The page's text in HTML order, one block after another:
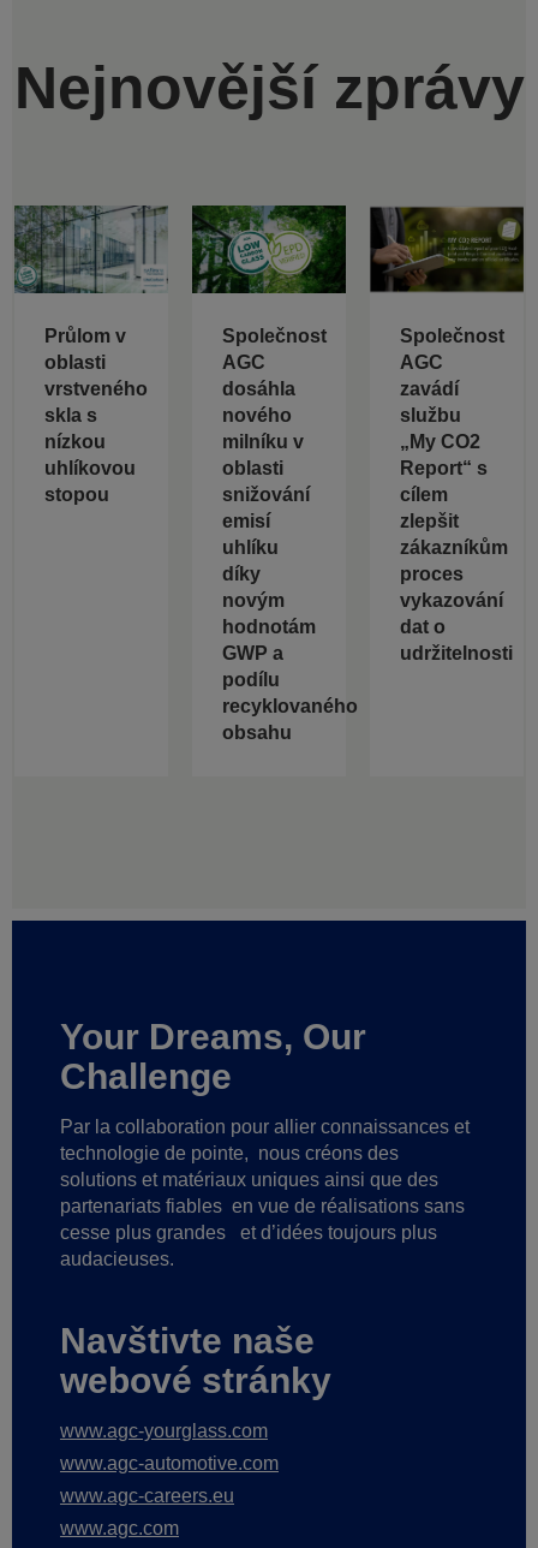
Nejnovější zprávy
Průlom v
oblasti
vrstveného
skla s
nízkou
uhlíkovou
stopou
Společnost
AGC
dosáhla
nového
milníku v
oblasti
snižování
emisí
uhlíku
díky
novým
hodnotám
GWP a
podílu
recyklovaného
obsahu
Společnost
AGC
zavádí
službu
„My CO2
Report“ s
cílem
zlepšit
zákazníkům
proces
vykazování
dat o
udržitelnosti
Your Dreams, Our
Challenge
Par la collaboration pour allier connaissances et
technologie de pointe, nous créons des
solutions et matériaux uniques ainsi que des
partenariats fiables en vue de réalisations sans
cesse plus grandes
et d’idées toujours plus
audacieuses.
Navštivte naše
webové stránky
www.agc-yourglass.com
www.agc-automotive.com
www.agc-careers.eu
www.agc.com